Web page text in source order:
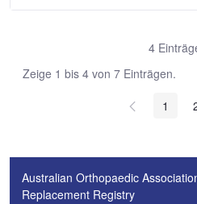
4
Zeige 1 bis 4 von 7 Einträgen.
1
Australian Orthopaedic
Replacement Registry